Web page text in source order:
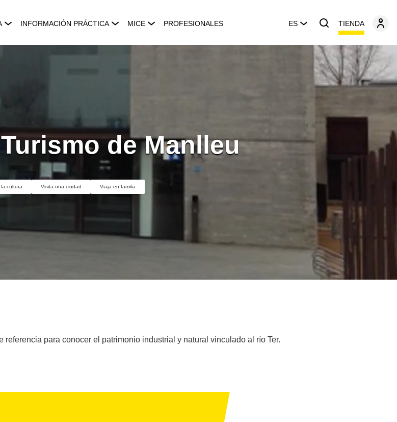
INFORMACIÓN PRÁCTICA MICE PROFESIONALES ES TIENDA
de Manlleu
cultura Visita una ciudad Viaja en familia
referencia para conocer el patrimonio industrial y natural vinculado al río Ter.